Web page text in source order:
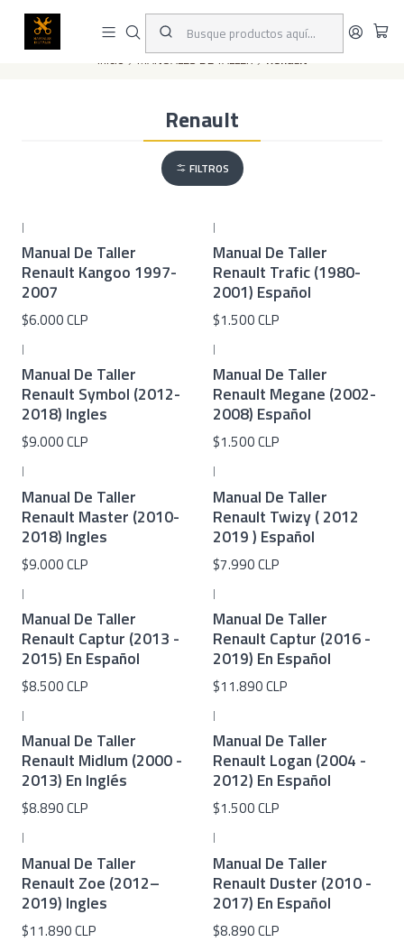
Este es el texto del slide
Inicio MANUALES DE TALLER Renault
Renault
FILTROS
|
Manual De Taller
Renault Kangoo 1997-
2007
$6.000 CLP
|
Manual De Taller
Renault Trafic (1980-
2001) Español
$1.500 CLP
|
Manual De Taller
Renault Symbol (2012-
2018) Ingles
$9.000 CLP
|
Manual De Taller
Renault Megane (2002-
2008) Español
$1.500 CLP
|
Manual De Taller
Renault Master (2010-
2018) Ingles
$9.000 CLP
|
Manual De Taller
Renault Twizy ( 2012
2019 ) Español
$7.990 CLP
|
Manual De Taller
Renault Captur (2013 -
2015) En Español
$8.500 CLP
|
Manual De Taller
Renault Captur (2016 -
2019) En Español
$11.890 CLP
|
Manual De Taller
Renault Midlum (2000 -
2013) En Inglés
$8.890 CLP
|
Manual De Taller
Renault Logan (2004 -
2012) En Español
$1.500 CLP
|
Manual De Taller
Renault Zoe (2012–
2019) Ingles
$11.890 CLP
|
Manual De Taller
Renault Duster (2010 -
2017) En Español
$8.890 CLP